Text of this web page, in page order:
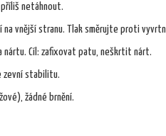
netáhnout.
vnější stranu. Tlak směrujte proti
nártu. Cíl: zafixovat patu, neškrtit nárt.
zevní stabilitu.
žádné brnění.